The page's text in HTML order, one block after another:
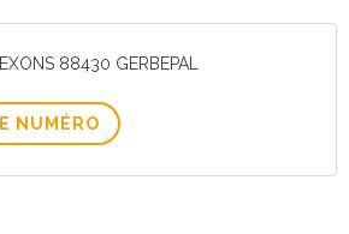
88430 GERBEPAL
NUMÉRO